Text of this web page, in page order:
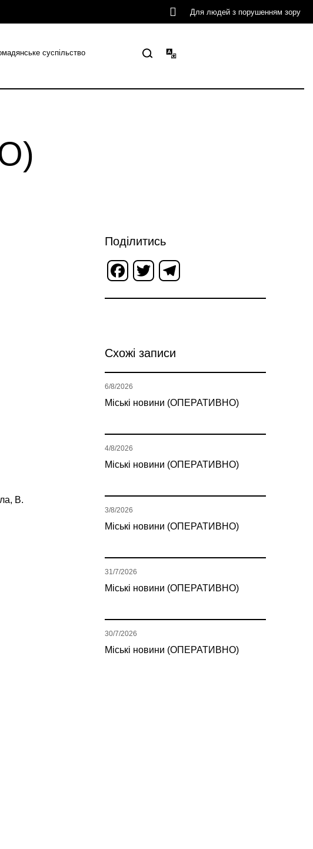
Для людей з порушенням зору
суспільство
В.
Поділитись
Facebook
Twitter
Схожі записи
Міські новини (ОПЕРАТИВНО)
6/8/2026
Міські новини (ОПЕРАТИВНО)
4/8/2026
Міські новини (ОПЕРАТИВНО)
3/8/2026
Міські новини (ОПЕРАТИВНО)
31/7/2026
Міські новини (ОПЕРАТИВНО)
30/7/2026